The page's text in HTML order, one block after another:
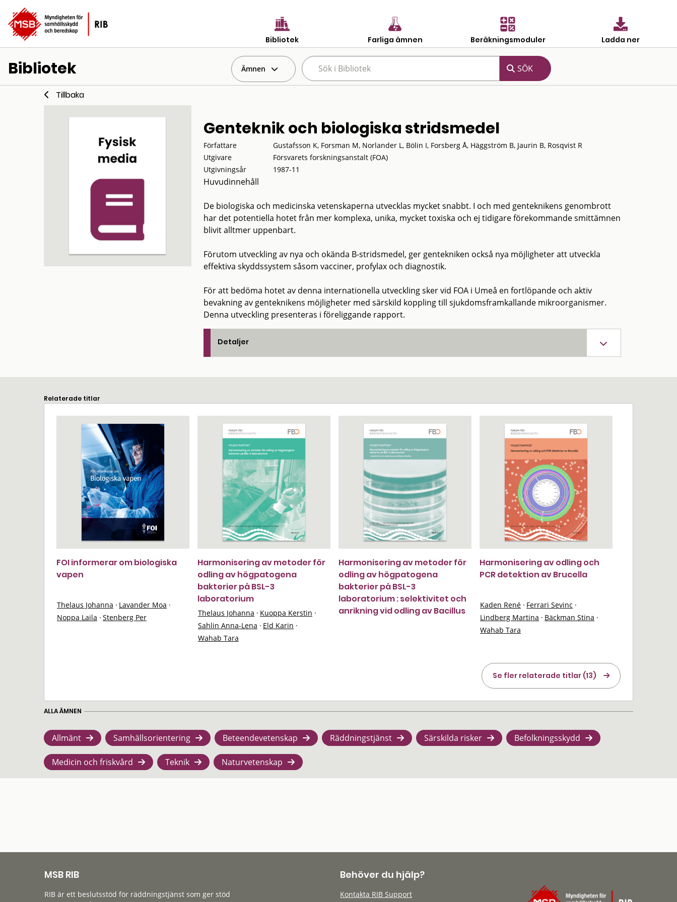
Bibliotek Farliga ämnen Beräkningsmoduler Ladda ner
Bibliotek Ämnen
Tillbaka
Genteknik och biologiska stridsmedel
Författare
Gustafsson K, Forsman M, Norlander L, Bölin I, Forsberg Å, Häggström B, Jaurin B, Rosqvist R
Utgivare
Försvarets forskningsanstalt (FOA)
Utgivningsår
1987-11
Huvudinnehåll
De biologiska och medicinska vetenskaperna utvecklas mycket snabbt. I och med genteknikens genombrott
har det potentiella hotet från mer komplexa, unika, mycket toxiska och ej tidigare förekommande smittämnen
blivit alltmer uppenbart.
Förutom utveckling av nya och okända B-stridsmedel, ger gentekniken också nya möjligheter att utveckla
effektiva skyddssystem såsom vacciner, profylax och diagnostik.
För att bedöma hotet av denna internationella utveckling sker vid FOA i Umeå en fortlöpande och aktiv
bevakning av genteknikens möjligheter med särskild koppling till sjukdomsframkallande mikroorganismer.
Denna utveckling presenteras i föreliggande rapport.
Detaljer
Relaterade titlar
FOI informerar om biologiska
vapen
Thelaus Johanna · Lavander Moa ·
Noppa Laila · Stenberg Per
Harmonisering av metoder för
odling av högpatogena
bakterier på BSL-3
laboratorium
Thelaus Johanna · Kuoppa Kerstin ·
Sahlin Anna-Lena · Eld Karin ·
Wahab Tara
Harmonisering av metoder för
odling av högpatogena
bakterier på BSL-3
laboratorium : selektivitet och
anrikning vid odling av Bacillus
Harmonisering av odling och
PCR detektion av Brucella
Kaden René · Ferrari Sevinc ·
Lindberg Martina · Bäckman Stina ·
Wahab Tara
Se fler relaterade titlar (13)
ALLA ÄMNEN
Allmänt Samhällsorientering Beteendevetenskap Räddningstjänst Särskilda risker Befolkningsskydd
Medicin och friskvård Teknik Naturvetenskap
MSB RIB
RIB är ett beslutsstöd för räddningstjänst som ger stöd
Behöver du hjälp?
Kontakta RIB Support